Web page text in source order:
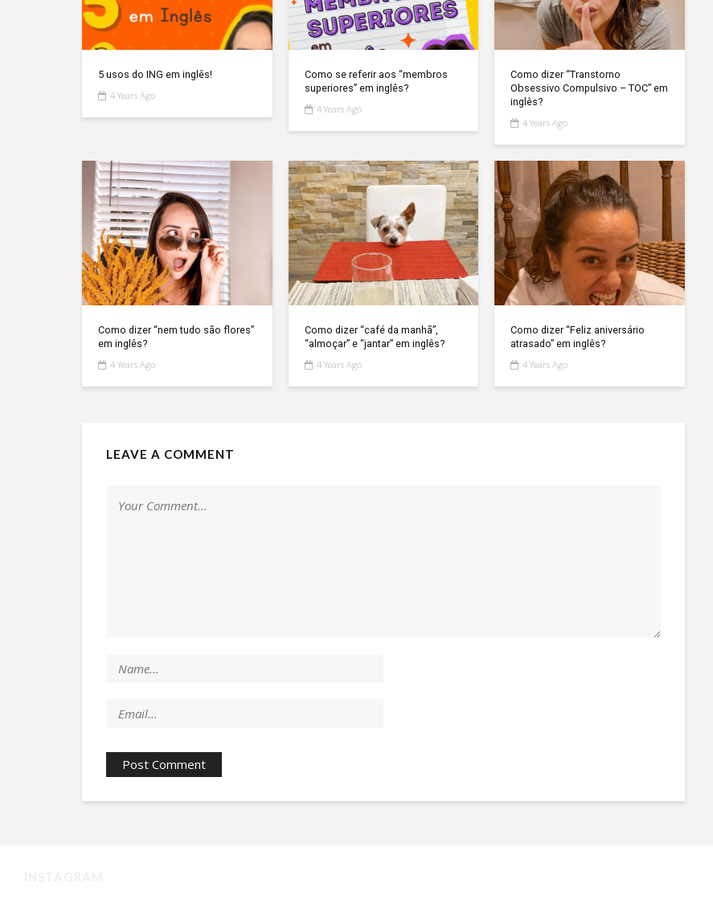
5 usos do ING em inglês!
4 Years Ago
Como se referir aos “membros
superiores” em inglês?
4 Years Ago
Como dizer “Transtorno
Obsessivo Compulsivo – TOC” em
inglês?
4 Years Ago
Como dizer “nem tudo são flores”
em inglês?
4 Years Ago
Como dizer “café da manhã”,
“almoçar” e “jantar” em inglês?
4 Years Ago
Como dizer “Feliz aniversário
atrasado” em inglês?
4 Years Ago
LEAVE A COMMENT